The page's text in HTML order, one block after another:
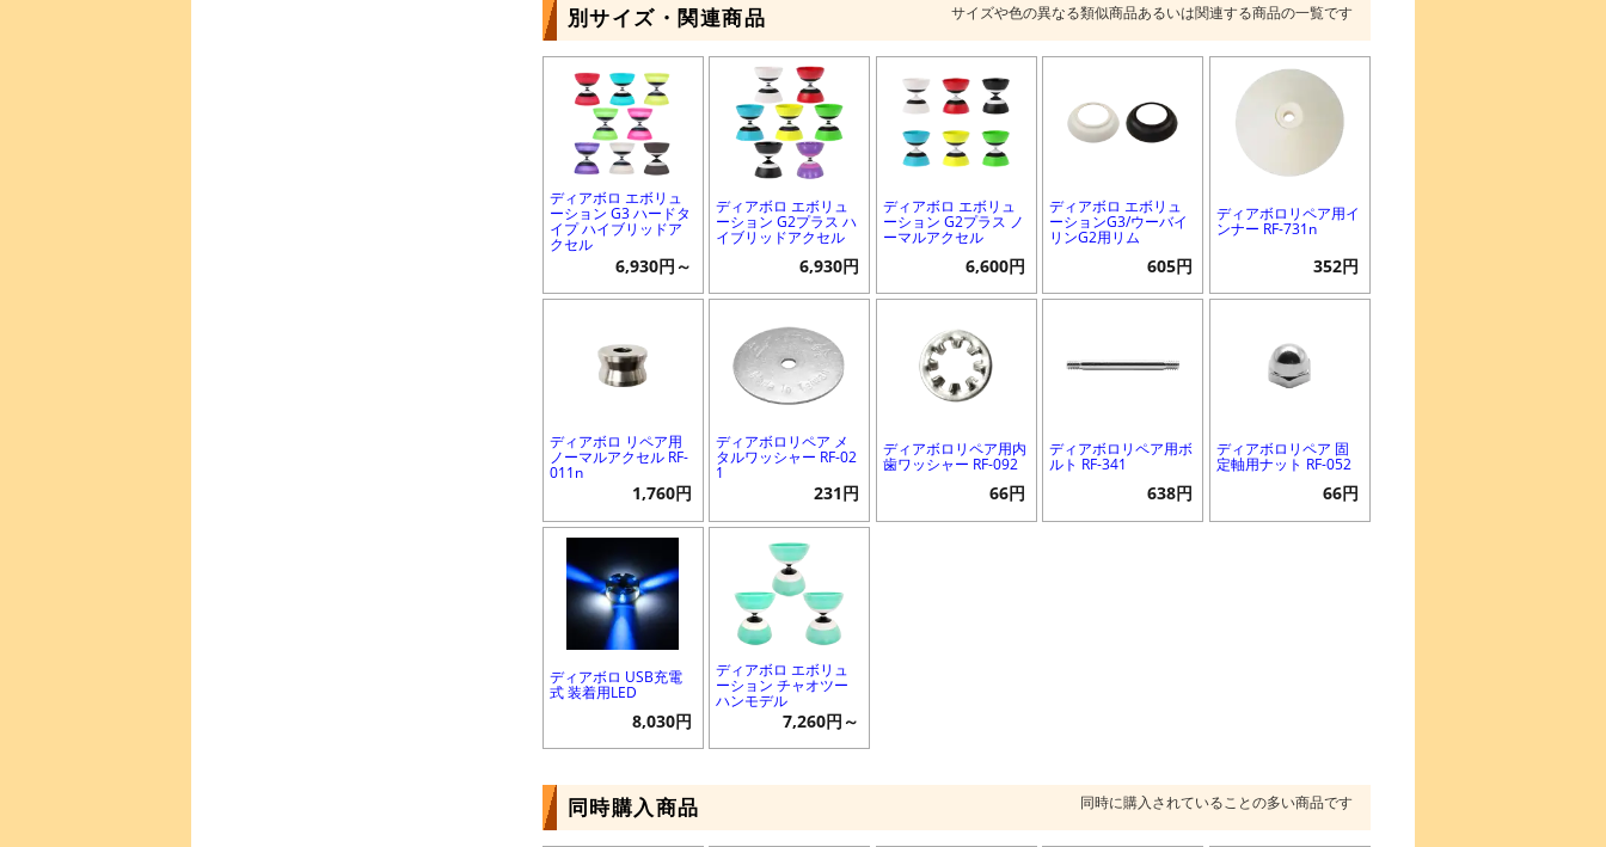
別サイズ・関連商品 サイズや色の異なる類似商品あるいは関連する商品の一覧です
ディアボロ エボリュ
ーション G3 ハードタ
イプ ハイブリッドア
クセル
6,930円～
ディアボロ エボリュ
ーション G2プラス ハ
イブリッドアクセル
6,930円
ディアボロ エボリュ
ーション G2プラス ノ
ーマルアクセル
6,600円
ディアボロ エボリュ
ーションG3/ウーバイ
リンG2用リム
605円
ディアボロリペア用イ
ンナー RF-731n
352円
ディアボロ リペア用
ノーマルアクセル RF-
011n
1,760円
ディアボロリペア メ
タルワッシャー RF-02
1
231円
ディアボロリペア用内
歯ワッシャー RF-092
66円
ディアボロリペア用ボ
ルト RF-341
638円
ディアボロリペア 固
定軸用ナット RF-052
66円
ディアボロ USB充電
式 装着用LED
8,030円
ディアボロ エボリュ
ーション チャオツー
ハンモデル
7,260円～
同時購入商品 同時に購入されていることの多い商品です